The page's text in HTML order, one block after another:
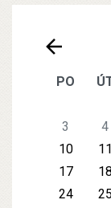
PO
3
4
10
11
17
18
24
25